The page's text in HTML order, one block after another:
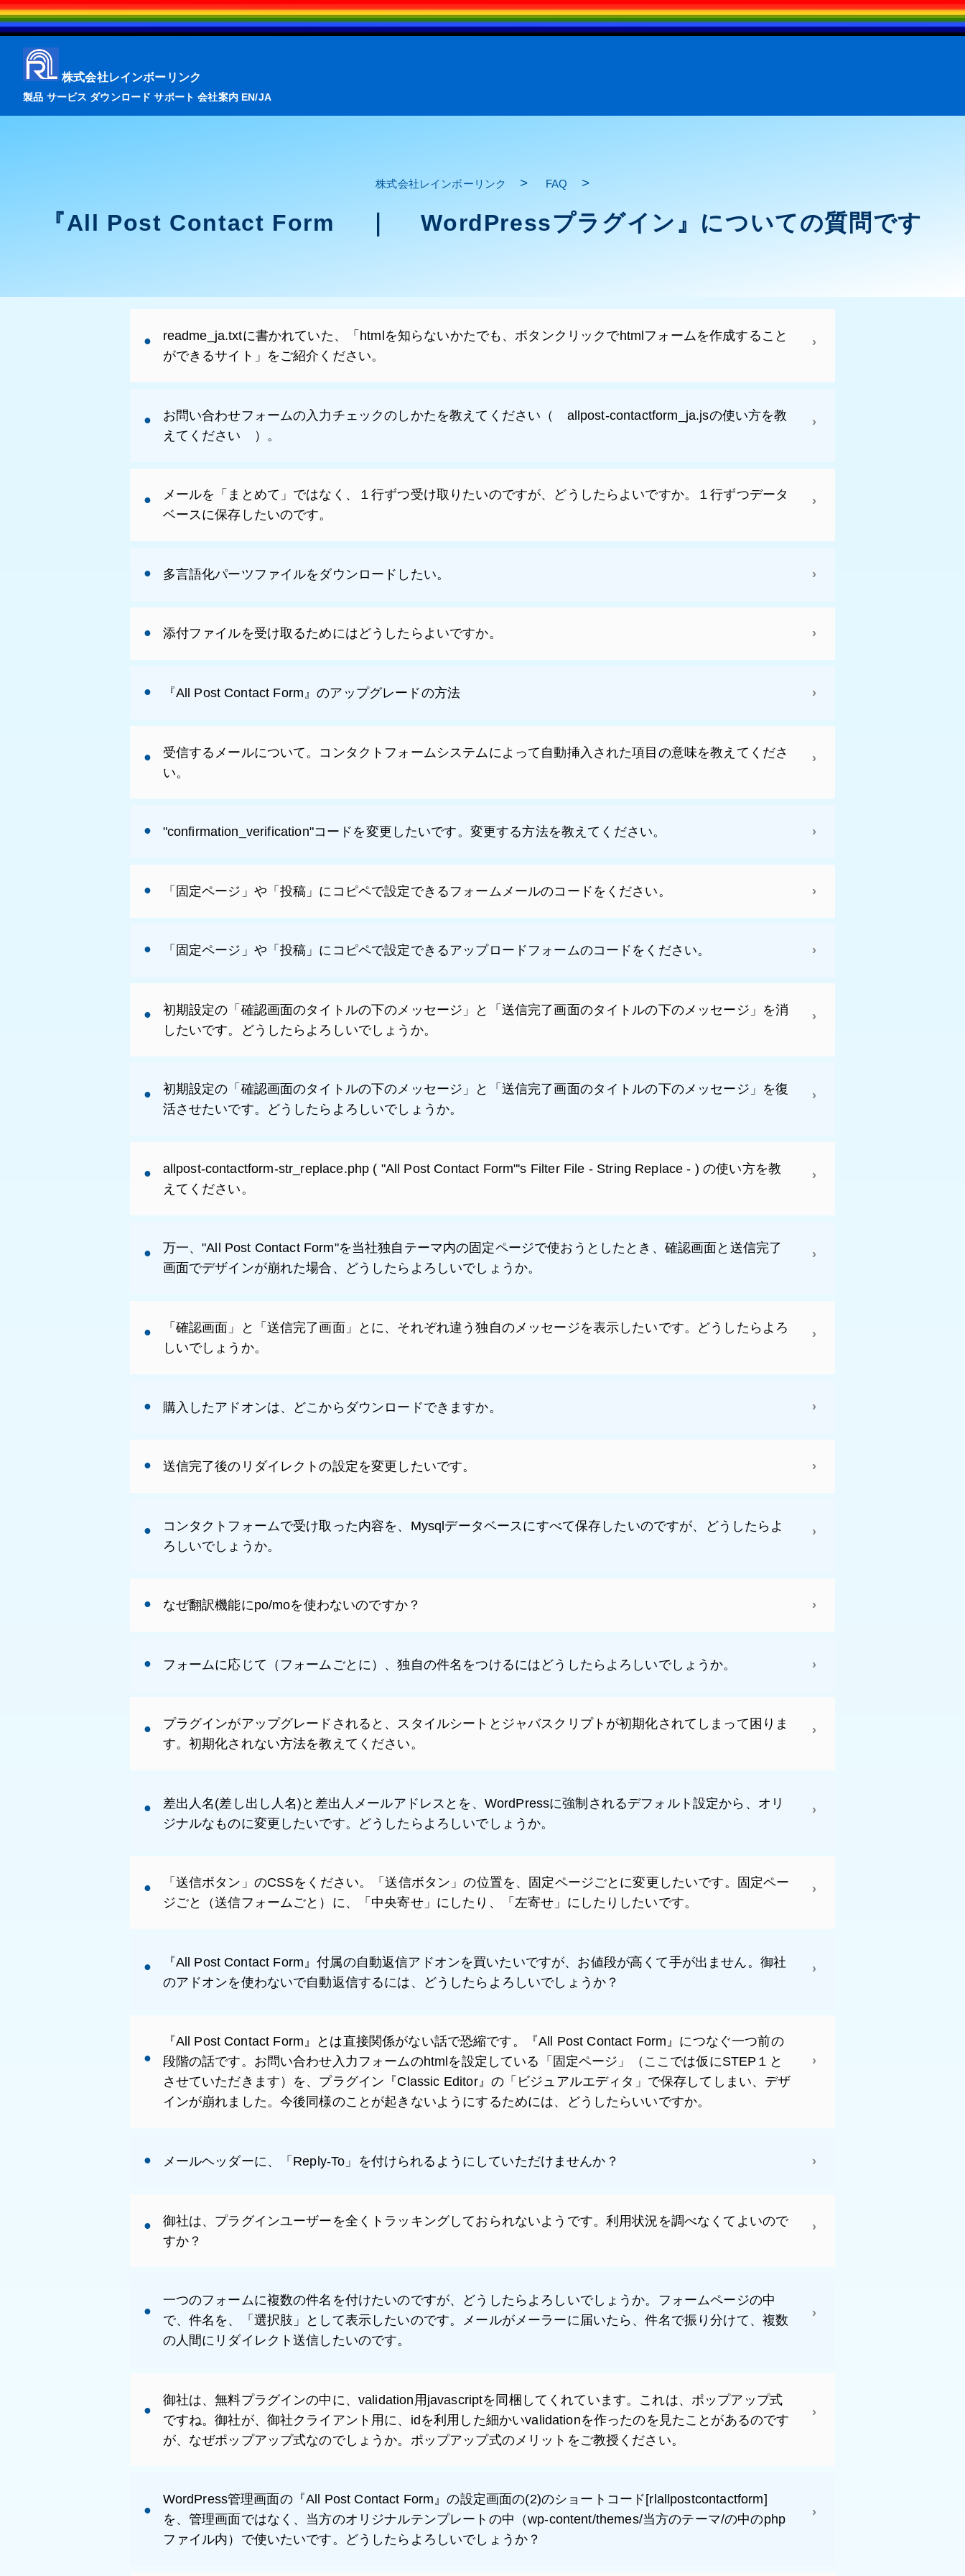
株式会社レインボーリンク
製品 サービス ダウンロード サポート 会社案内 EN/JA
株式会社レインボーリンク > FAQ >
『All Post Contact Form ｜ WordPressプラグイン』についての質問です
readme_ja.txtに書かれていた、「htmlを知らないかたでも、ボタンクリックでhtmlフォームを作成すること
ができるサイト」をご紹介ください。
お問い合わせフォームの入力チェックのしかたを教えてください（ allpost-contactform_ja.jsの使い方を教
えてください ）。
メールを「まとめて」ではなく、１行ずつ受け取りたいのですが、どうしたらよいですか。１行ずつデータ
ベースに保存したいのです。
多言語化パーツファイルをダウンロードしたい。
添付ファイルを受け取るためにはどうしたらよいですか。
『All Post Contact Form』のアップグレードの方法
受信するメールについて。コンタクトフォームシステムによって自動挿入された項目の意味を教えてくださ
い。
"confirmation_verification"コードを変更したいです。変更する方法を教えてください。
「固定ページ」や「投稿」にコピペで設定できるフォームメールのコードをください。
「固定ページ」や「投稿」にコピペで設定できるアップロードフォームのコードをください。
初期設定の「確認画面のタイトルの下のメッセージ」と「送信完了画面のタイトルの下のメッセージ」を消
したいです。どうしたらよろしいでしょうか。
初期設定の「確認画面のタイトルの下のメッセージ」と「送信完了画面のタイトルの下のメッセージ」を復
活させたいです。どうしたらよろしいでしょうか。
allpost-contactform-str_replace.php ( "All Post Contact Form"'s Filter File - String Replace - ) の使い方を教
えてください。
万一、"All Post Contact Form"を当社独自テーマ内の固定ページで使おうとしたとき、確認画面と送信完了
画面でデザインが崩れた場合、どうしたらよろしいでしょうか。
「確認画面」と「送信完了画面」とに、それぞれ違う独自のメッセージを表示したいです。どうしたらよろ
しいでしょうか。
購入したアドオンは、どこからダウンロードできますか。
送信完了後のリダイレクトの設定を変更したいです。
コンタクトフォームで受け取った内容を、Mysqlデータベースにすべて保存したいのですが、どうしたらよ
ろしいでしょうか。
なぜ翻訳機能にpo/moを使わないのですか？
フォームに応じて（フォームごとに）、独自の件名をつけるにはどうしたらよろしいでしょうか。
プラグインがアップグレードされると、スタイルシートとジャバスクリプトが初期化されてしまって困りま
す。初期化されない方法を教えてください。
差出人名(差し出し人名)と差出人メールアドレスとを、WordPressに強制されるデフォルト設定から、オリ
ジナルなものに変更したいです。どうしたらよろしいでしょうか。
「送信ボタン」のCSSをください。「送信ボタン」の位置を、固定ページごとに変更したいです。固定ペー
ジごと（送信フォームごと）に、「中央寄せ」にしたり、「左寄せ」にしたりしたいです。
『All Post Contact Form』付属の自動返信アドオンを買いたいですが、お値段が高くて手が出ません。御社
のアドオンを使わないで自動返信するには、どうしたらよろしいでしょうか？
『All Post Contact Form』とは直接関係がない話で恐縮です。『All Post Contact Form』につなぐ一つ前の
段階の話です。お問い合わせ入力フォームのhtmlを設定している「固定ページ」（ここでは仮にSTEP１と
させていただきます）を、プラグイン『Classic Editor』の「ビジュアルエディタ」で保存してしまい、デザ
インが崩れました。今後同様のことが起きないようにするためには、どうしたらいいですか。
メールヘッダーに、「Reply-To」を付けられるようにしていただけませんか？
御社は、プラグインユーザーを全くトラッキングしておられないようです。利用状況を調べなくてよいので
すか？
一つのフォームに複数の件名を付けたいのですが、どうしたらよろしいでしょうか。フォームページの中
で、件名を、「選択肢」として表示したいのです。メールがメーラーに届いたら、件名で振り分けて、複数
の人間にリダイレクト送信したいのです。
御社は、無料プラグインの中に、validation用javascriptを同梱してくれています。これは、ポップアップ式
ですね。御社が、御社クライアント用に、idを利用した細かいvalidationを作ったのを見たことがあるのです
が、なぜポップアップ式なのでしょうか。ポップアップ式のメリットをご教授ください。
WordPress管理画面の『All Post Contact Form』の設定画面の(2)のショートコード[rlallpostcontactform]
を、管理画面ではなく、当方のオリジナルテンプレートの中（wp-content/themes/当方のテーマ/の中のphp
ファイル内）で使いたいです。どうしたらよろしいでしょうか？